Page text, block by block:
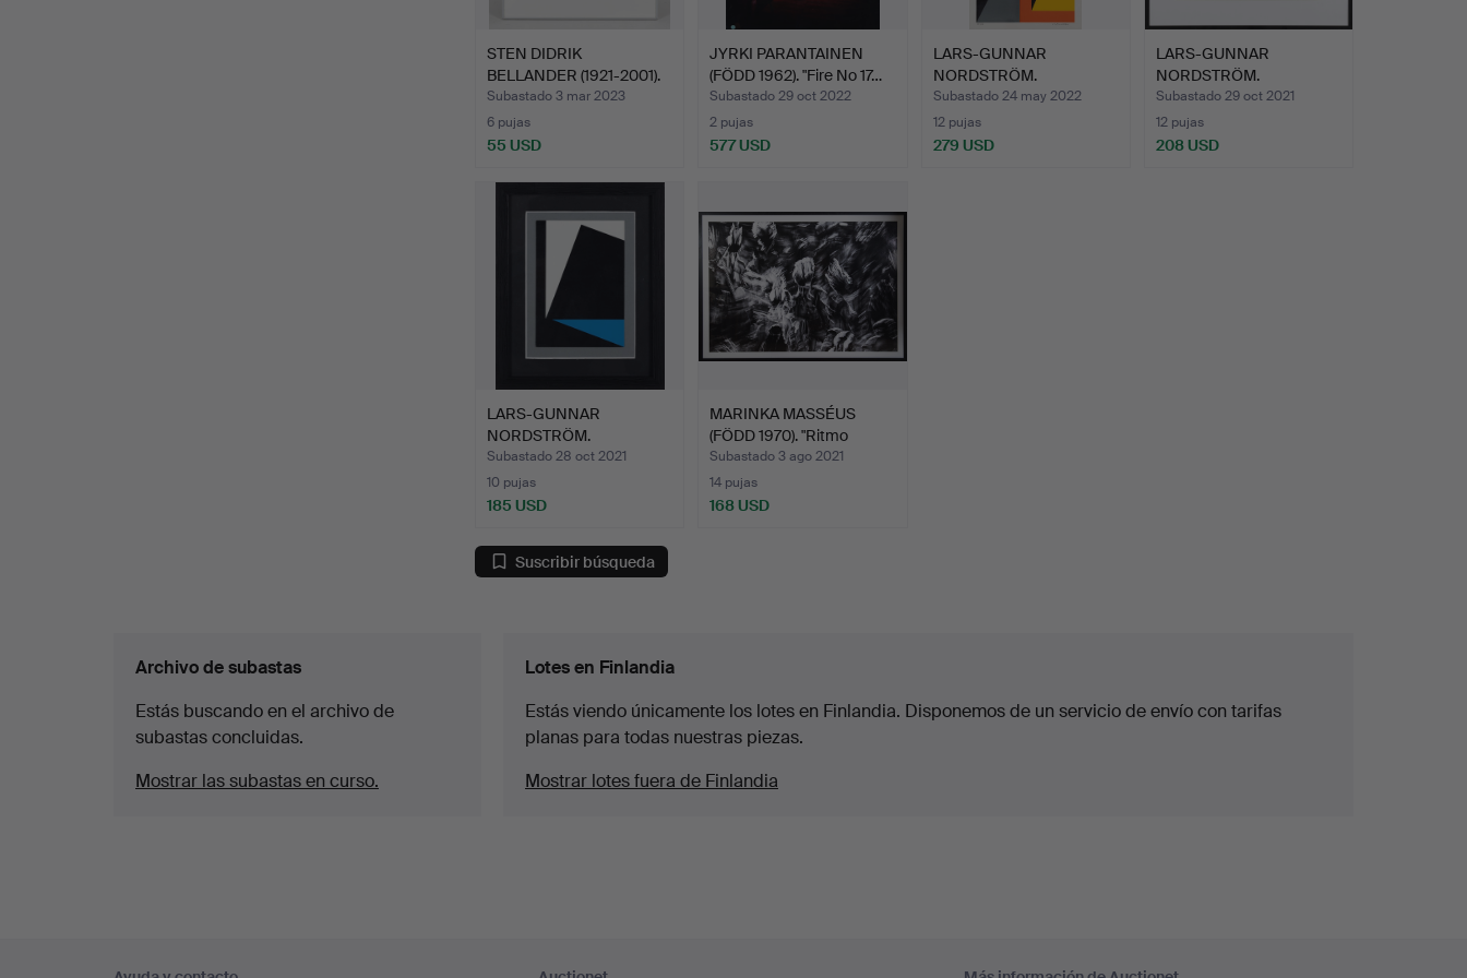
STEN DIDRIK
BELLANDER (1921-2001).
"Ver ab…
Subastado 3 mar 2023
6 pujas
55 USD
JYRKI PARANTAINEN
(FÖDD 1962). "Fire No 17…
Subastado 29 oct 2022
2 pujas
577 USD
LARS-GUNNAR
NORDSTRÖM.
Composición, firmad…
Subastado 24 may 2022
12 pujas
279 USD
LARS-GUNNAR
NORDSTRÖM.
Composición, firmad…
Subastado 29 oct 2021
12 pujas
208 USD
LARS-GUNNAR
NORDSTRÖM.
Composición, firmad…
Subastado 28 oct 2021
10 pujas
185 USD
MARINKA MASSÉUS
(FÖDD 1970). "Ritmo
Antigu…
Subastado 3 ago 2021
14 pujas
168 USD
Suscribir búsqueda
Archivo de subastas
Estás buscando en el archivo de
subastas concluidas.
Mostrar las subastas en curso.
Lotes en Finlandia
Estás viendo únicamente los lotes en Finlandia. Disponemos de un servicio de envío con tarifas
planas para todas nuestras piezas.
Mostrar lotes fuera de Finlandia